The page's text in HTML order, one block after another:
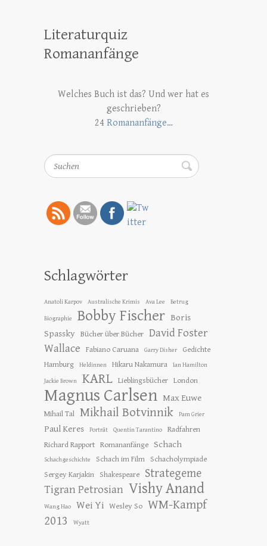
Literaturquiz
Romananfänge
Welches Buch ist das? Und wer hat es
geschrieben?
24 Romananfänge…
Suchen
Schlagwörter
Anatoli Karpov Australische Krimis Ava Lee Betrug
Biographie Bobby Fischer Boris
Spassky Bücher über Bücher David Foster
Wallace
Fabiano Caruana Garry Disher
Gedichte
Hamburg
Heldinnen Hikaru Nakamura Ian Hamilton
Jackie Brown KARL Lieblingsbücher London
Magnus Carlsen Max Euwe
Mihail Tal Mikhail Botvinnik Pam Grier
Paul Keres Porträt Quentin Tarantino
Radfahren
Richard Rapport Romananfänge Schach
Schachgeschichte Schach im Film
Schacholympiade
Sergey Karjakin
Shakespeare Strategeme
Tigran Petrosian Vishy Anand
Wang Hao Wei Yi Wesley So WM-Kampf
2013
Wyatt